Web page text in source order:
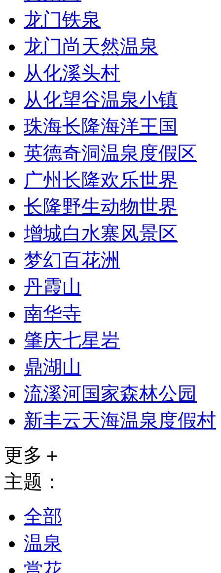
龙门铁泉
龙门尚天然温泉
从化溪头村
从化望谷温泉小镇
珠海长隆海洋王国
英德奇洞温泉度假区
广州长隆欢乐世界
长隆野生动物世界
增城白水寨风景区
梦幻百花洲
丹霞山
南华寺
肇庆七星岩
鼎湖山
流溪河国家森林公园
新丰云天海温泉度假村
更多＋
主题：
全部
温泉